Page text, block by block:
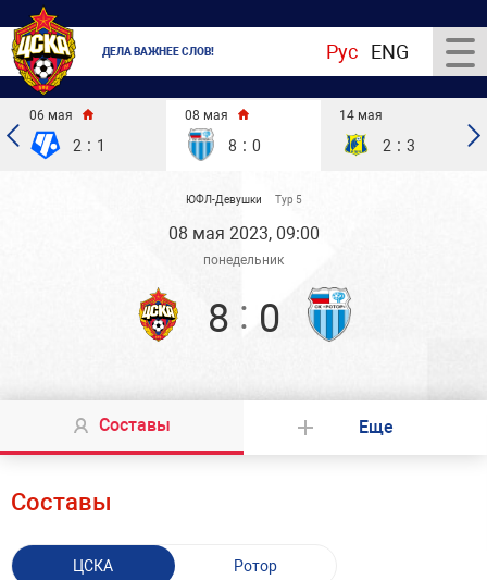
ДЕЛА ВАЖНЕЕ СЛОВ! Рус ENG
06 мая
2 : 1
08 мая
8 : 0
14 мая
2 : 3
ЮФЛ-Девушки Тур 5
08 мая 2023, 09:00
понедельник
8 : 0
Составы Еще
Составы
ЦСКА Ротор